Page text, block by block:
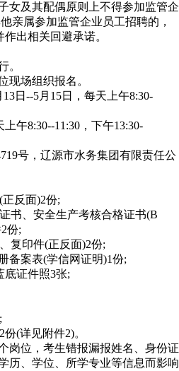
女及其配偶原则上不得参加监管企
亲属参加监管企业员工招聘的，
出相关回避承诺。
。
场组织报名。
日--5月15日，每天上午8:30-
午8:30--11:30，下午13:30-
号，辽源市水务集团有限责任公
反面)2份;
、安全生产考核合格证书(B
份;
印件(正反面)2份;
案表(学信网证明)1份;
证件照3张;
(详见附件2)。
位，考生错报漏报姓名、身份证
历、学位、所学专业等信息而影响